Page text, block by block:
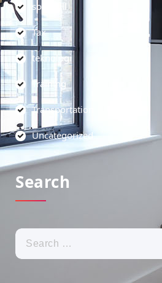
soft skill
Tax
teknologi
Training
Transportation
Uncategorized
Search